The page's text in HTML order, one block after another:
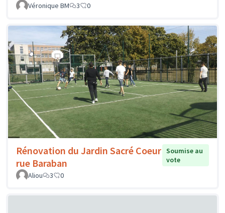
Véronique BM 3 0
Rénovation du Jardin Sacré Coeur
rue Baraban
Soumise au
vote
Aliou
3 0